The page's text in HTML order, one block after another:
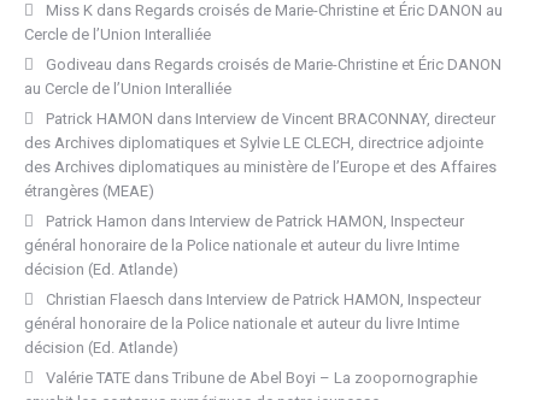
Miss K dans Regards croisés de Marie-Christine et Éric DANON au
Cercle de l’Union Interalliée
Godiveau dans Regards croisés de Marie-Christine et Éric DANON
au Cercle de l’Union Interalliée
Patrick HAMON dans Interview de Vincent BRACONNAY, directeur
des Archives diplomatiques et Sylvie LE CLECH, directrice adjointe
des Archives diplomatiques au ministère de l’Europe et des Affaires
étrangères (MEAE)
Patrick Hamon dans Interview de Patrick HAMON, Inspecteur
général honoraire de la Police nationale et auteur du livre Intime
décision (Ed. Atlande)
Christian Flaesch dans Interview de Patrick HAMON, Inspecteur
général honoraire de la Police nationale et auteur du livre Intime
décision (Ed. Atlande)
Valérie TATE dans Tribune de Abel Boyi – La zoopornographie